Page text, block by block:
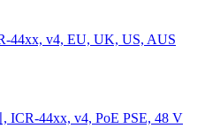
44xx, v4, EU, UK, US, AUS
44xx, v4, PoE PSE, 48 V